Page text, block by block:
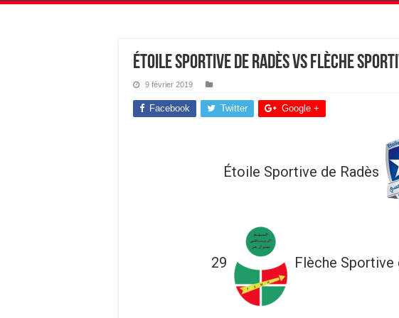
Étoile Sportive de Radès vs Flèche
9 février 2019
Facebook Twitter Google +
Étoile Sportive de Radès
29 Flèche